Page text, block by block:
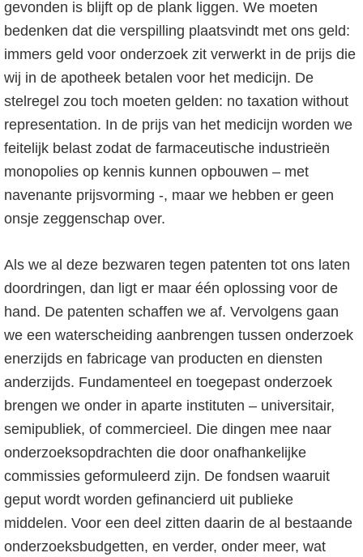
gevonden is blijft op de plank liggen. We moeten
bedenken dat die verspilling plaatsvindt met ons geld:
immers geld voor onderzoek zit verwerkt in de prijs die
wij in de apotheek betalen voor het medicijn. De
stelregel zou toch moeten gelden: no taxation without
representation. In de prijs van het medicijn worden we
feitelijk belast zodat de farmaceutische industrieën
monopolies op kennis kunnen opbouwen – met
navenante prijsvorming -, maar we hebben er geen
onsje zeggenschap over.
Als we al deze bezwaren tegen patenten tot ons laten
doordringen, dan ligt er maar één oplossing voor de
hand. De patenten schaffen we af. Vervolgens gaan
we een waterscheiding aanbrengen tussen onderzoek
enerzijds en fabricage van producten en diensten
anderzijds. Fundamenteel en toegepast onderzoek
brengen we onder in aparte instituten – universitair,
semipubliek, of commercieel. Die dingen mee naar
onderzoeksopdrachten die door onafhankelijke
commissies geformuleerd zijn. De fondsen waaruit
geput wordt worden gefinancierd uit publieke
middelen. Voor een deel zitten daarin de al bestaande
onderzoeksbudgetten, en verder, onder meer, wat